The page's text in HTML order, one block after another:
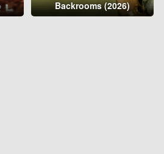
Backrooms (2026)